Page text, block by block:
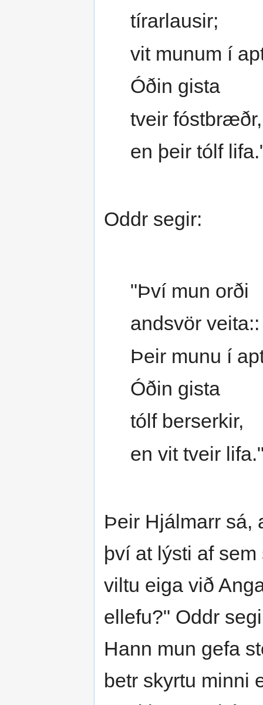
tírarlausir;
vit munum í
Óðin gista
tveir fóstbræðr,
en þeir tólf
Oddr segir:
"Því mun orði
andsvör veita::
Þeir munu í
Óðin gista
tólf berserkir,
en vit tveir
Þeir Hjálmarr sá,
því at lýsti af
viltu eiga við
ellefu?" Oddr
Hann mun gefa
betr skyrtu minni